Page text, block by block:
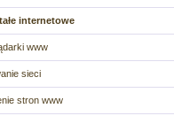
internetowe
www
sieci
stron www